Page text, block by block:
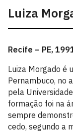
Luiza
Recife – PE,
Luiza Morgado é
Pernambuco, no
pela
formação foi na
sempre
cedo, segundo a